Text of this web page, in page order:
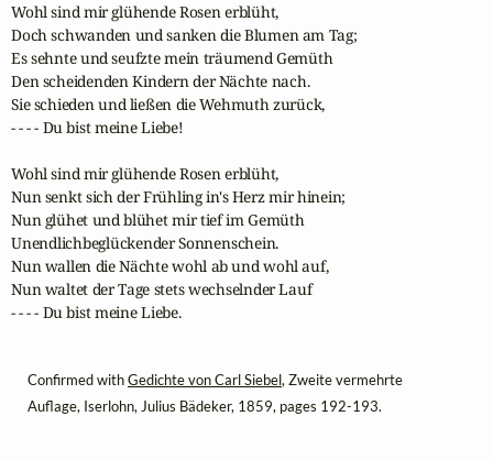
Wohl sind mir glühende Rosen erblüht,
Doch schwanden und sanken die Blumen am Tag;
Es sehnte und seufzte mein träumend Gemüth
Den scheidenden Kindern der Nächte nach.
Sie schieden und ließen die Wehmuth zurück,
- - - - Du bist meine Liebe!
Wohl sind mir glühende Rosen erblüht,
Nun senkt sich der Frühling in's Herz mir hinein;
Nun glühet und blühet mir tief im Gemüth
Unendlichbeglückender Sonnenschein.
Nun wallen die Nächte wohl ab und wohl auf,
Nun waltet der Tage stets wechselnder Lauf
- - - - Du bist meine Liebe.
Confirmed withGedichte von Carl Siebel, Zweite vermehrte
Auflage, Iserlohn, Julius Bädeker, 1859, pages 192-193.